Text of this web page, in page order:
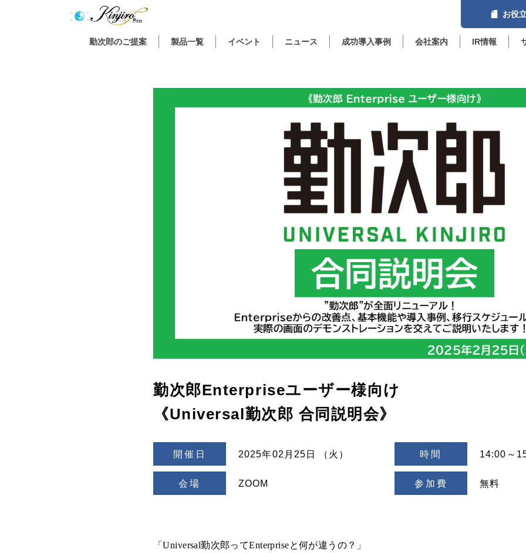
お役立
勤次郎のご提案 製品一覧 イベント ニュース 成功導入事例 会社案内 IR情報
勤次郎Enterpriseユーザー様向け
《Universal勤次郎 合同説明会》
開催日 2025年02月25日 （火） 時間 14:00～
会場 ZOOM 参加費 無料
「Universal勤次郎ってEnterpriseと何が違うの？」